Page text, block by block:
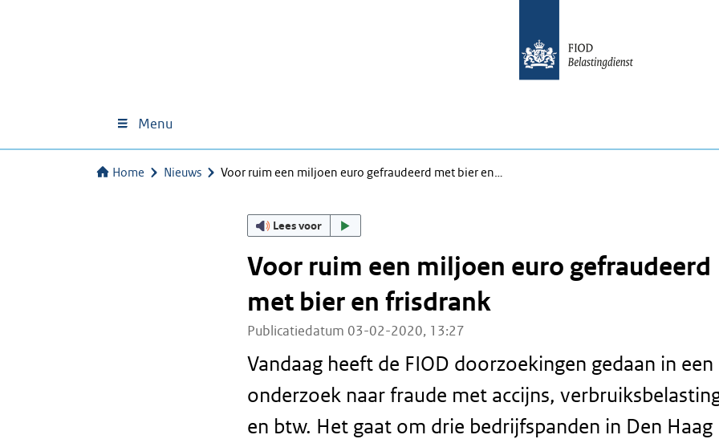
Menu
Home Nieuws Voor ruim een miljoen euro gefraudeerd met bier en…
Lees voor
Voor ruim een miljoen euro gefraudeerd
met bier en frisdrank
Publicatiedatum 03-02-2020, 13:27
Vandaag heeft de FIOD doorzoekingen gedaan in een
onderzoek naar fraude met accijns,
en btw. Het gaat om drie bedrijfspanden in Den Haag